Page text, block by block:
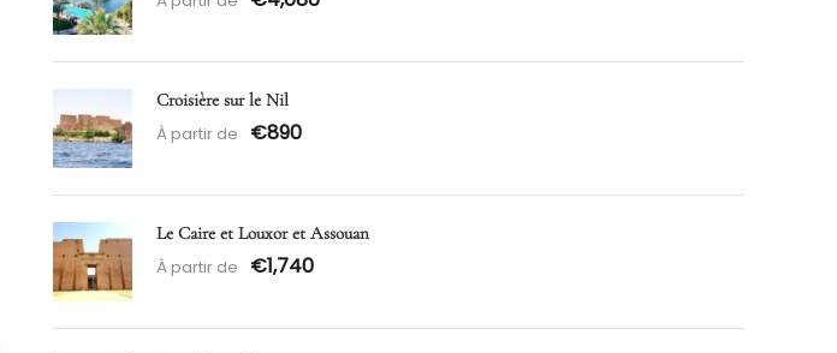
Croisière sur le Nil
À partir de €890
Le Caire et Louxor et Assouan
À partir de €1,740